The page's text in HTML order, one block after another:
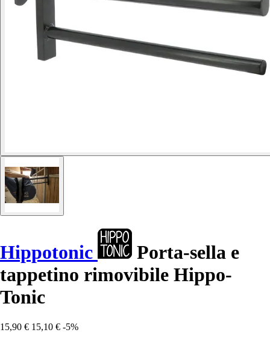
Hippotonic
Porta-sella e
tappetino rimovibile Hippo-
Tonic
15,90 € 15,10 € -5%